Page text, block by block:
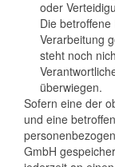
oder
Die
Verarbeitung
steht noch
überwiegen.
Sofern eine der
und eine
GmbH